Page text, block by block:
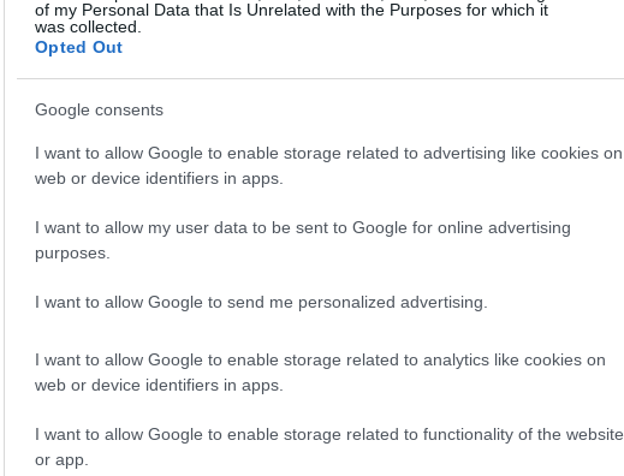
of my Personal Data that Is Unrelated with the Purposes for which it
was collected.
Opted Out
Google consents
I want to allow Google to enable storage related to advertising like cookies on
web or device identifiers in apps.
I want to allow my user data to be sent to Google for online advertising
purposes.
I want to allow Google to send me personalized advertising.
I want to allow Google to enable storage related to analytics like cookies on
web or device identifiers in apps.
I want to allow Google to enable storage related to functionality of the website
or app.
Redazione · 1 Apr 2025